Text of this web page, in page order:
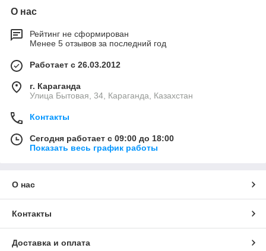
О нас
Рейтинг не сформирован
Менее 5 отзывов за последний год
Работает с 26.03.2012
г. Караганда
Улица Бытовая, 34, Караганда, Казахстан
Контакты
Сегодня работает с 09:00 до 18:00
Показать весь график работы
О нас
Контакты
Доставка и оплата